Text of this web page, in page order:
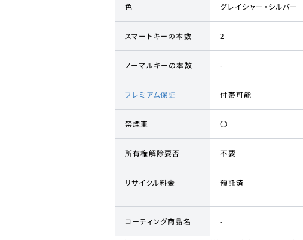
色 グレイシャー・シルバー
スマートキーの本数 2
ノーマルキーの本数 -
プレミアム保証 付帯可能
禁煙車 〇
所有権解除要否 不要
リサイクル料金 預託済
コーティング商品名 -